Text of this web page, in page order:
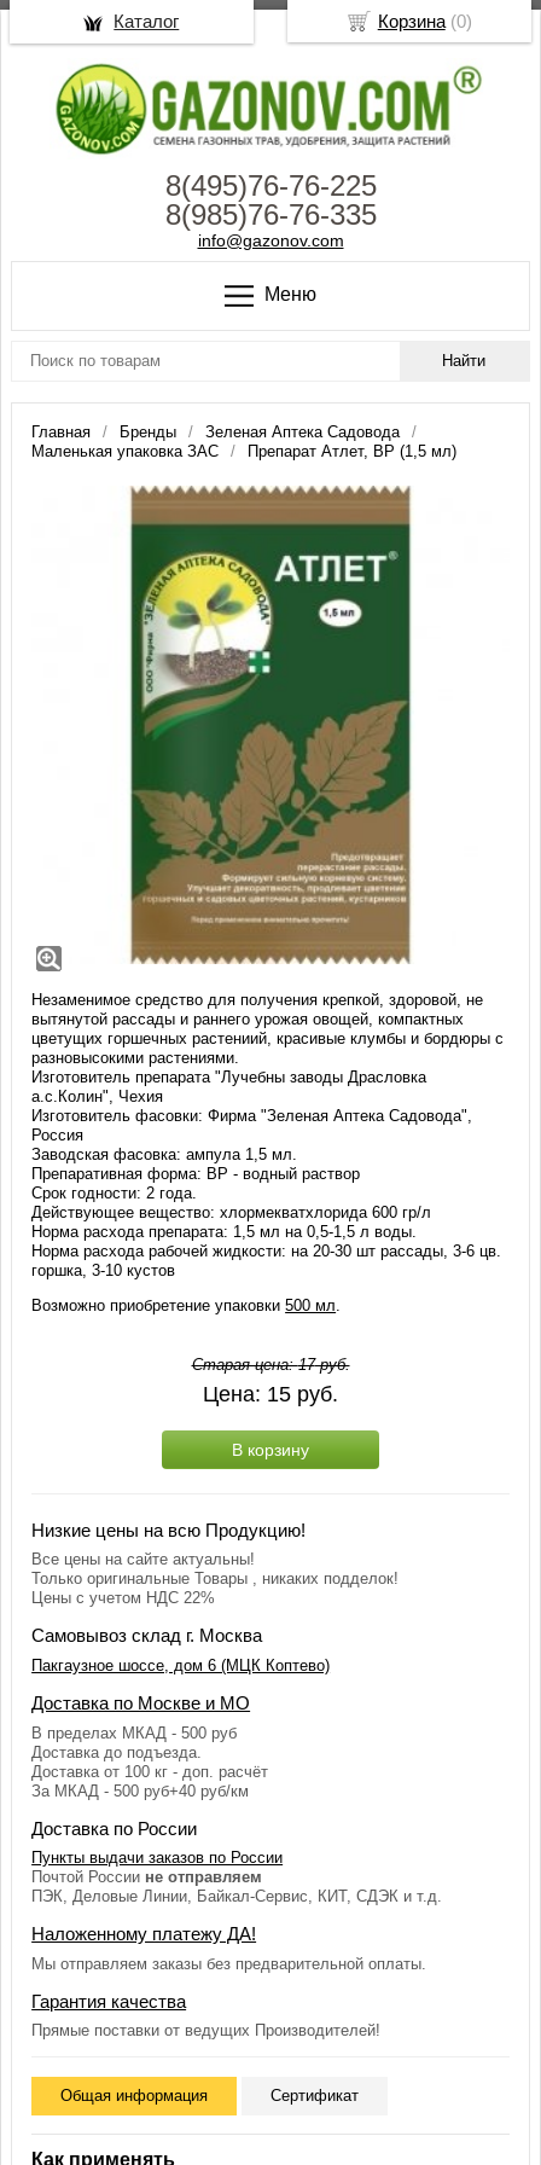
8(495)76-76-225
8(985)76-76-335
info@gazonov.com
Меню
Главная Бренды
Зеленая Аптека Садовода
Маленькая упаковка ЗАС
Препарат Атлет, ВР (1,5 мл)
Препарат Атлет, ВР (1,5 мл)
ампула 1,5 мл
Незаменимое средство для получения крепкой, здоровой, не
вытянутой рассады и раннего урожая овощей, компактных
цветущих горшечных растениий, красивые клумбы и бордюры с
разновысокими растениями.
Изготовитель препарата "Лучебны заводы Драсловка
а.с.Колин", Чехия
Изготовитель фасовки: Фирма "Зеленая Аптека Садовода",
Россия
Заводская фасовка: ампула 1,5 мл.
Препаративная форма: ВР - водный раствор
Срок годности: 2 года.
Действующее вещество: хлормекватхлорида 600 гр/л
Норма расхода препарата: 1,5 мл на 0,5-1,5 л воды.
Норма расхода рабочей жидкости: на 20-30 шт рассады, 3-6 цв.
горшка, 3-10 кустов
Возможно приобретение упаковки500 мл
Старая цена:17руб.
Цена: 15 руб.
В корзину
Низкие цены на всю Продукцию!
Все цены на сайте актуальны!
Только оригинальные Товары , никаких подделок!
Цены с учетом НДС 22%
Самовывоз склад г. Москва
Пакгаузное шоссе, дом 6 (МЦК Коптево)
Доставка по Москве и МО
В пределах МКАД - 500 руб
Доставка до подъезда.
Доставка от 100 кг - доп. расчёт
За МКАД - 500 руб+40 руб/км
Доставка по России
Пункты выдачи заказов по России
Почтой России не отправляем
ПЭК, Деловые Линии, Байкал-Сервис, КИТ, СДЭК и т.д.
Наложенному платежу ДА!
Мы отправляем заказы без предварительной оплаты.
Гарантия качества
Прямые поставки от ведущих Производителей!
Общая информация Сертификат
Как применять
Корзина(0)
Каталог